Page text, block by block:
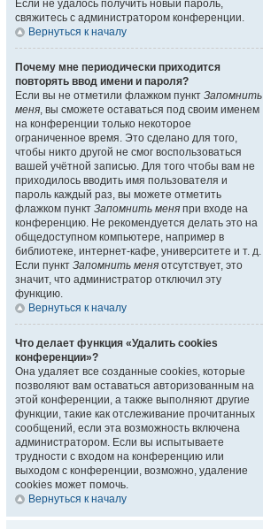
Если не удалось получить новый пароль,
свяжитесь с администратором конференции.
Вернуться к началу
Почему мне периодически приходится
повторять ввод имени и пароля?
Если вы не отметили флажком пункт Запомнить
меня, вы сможете оставаться под своим именем
на конференции только некоторое
ограниченное время. Это сделано для того,
чтобы никто другой не смог воспользоваться
вашей учётной записью. Для того чтобы вам не
приходилось вводить имя пользователя и
пароль каждый раз, вы можете отметить
флажком пункт Запомнить меня при входе на
конференцию. Не рекомендуется делать это на
общедоступном компьютере, например в
библиотеке, интернет-кафе, университете и т. д.
Если пункт Запомнить меня отсутствует, это
значит, что администратор отключил эту
функцию.
Вернуться к началу
Что делает функция «Удалить cookies
конференции»?
Она удаляет все созданные cookies, которые
позволяют вам оставаться авторизованным на
этой конференции, а также выполняют другие
функции, такие как отслеживание прочитанных
сообщений, если эта возможность включена
администратором. Если вы испытываете
трудности с входом на конференцию или
выходом с конференции, возможно, удаление
cookies может помочь.
Вернуться к началу